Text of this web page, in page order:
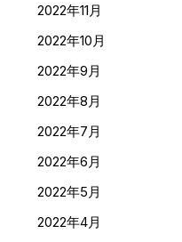
2022年11月
2022年10月
2022年9月
2022年8月
2022年7月
2022年6月
2022年5月
2022年4月